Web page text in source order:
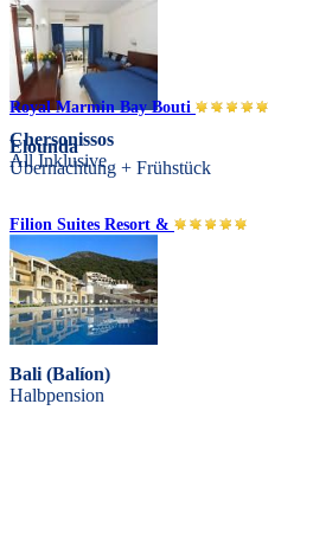
Chersonissos
All Inklusive
Royal Marmin Bay Bouti
Elounda
Übernachtung + Frühstück
Filion Suites Resort &
Bali (Balíon)
Halbpension